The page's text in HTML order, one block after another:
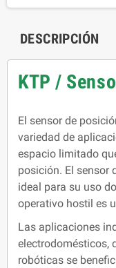
DESCRIPCIÓN
KTP /
El sensor de
variedad de
espacio limitado
posición. El sensor
ideal para su uso
operativo hostil es
Las aplicaciones
electrodomésticos,
robóticas se